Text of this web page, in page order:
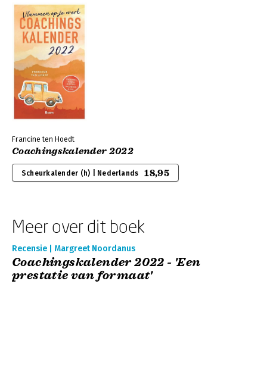
Francine ten Hoedt
Coachingskalender 2022
Scheurkalender (h) | Nederlands 18,95
Meer over dit boek
Recensie | Margreet Noordanus
Coachingskalender 2022 - 'Een
prestatie van formaat'